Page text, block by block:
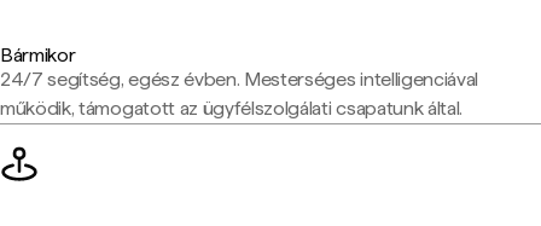
Bármikor
24/7 segítség, egész évben. Mesterséges intelligenciával
működik, támogatott az ügyfélszolgálati csapatunk által.